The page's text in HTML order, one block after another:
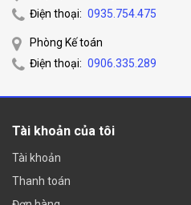
Điện thoại: 0935.754.475
Phòng Kế toán
Điện thoại: 0906.335.289
Tài khoản của tôi
Tài khoản
Thanh toán